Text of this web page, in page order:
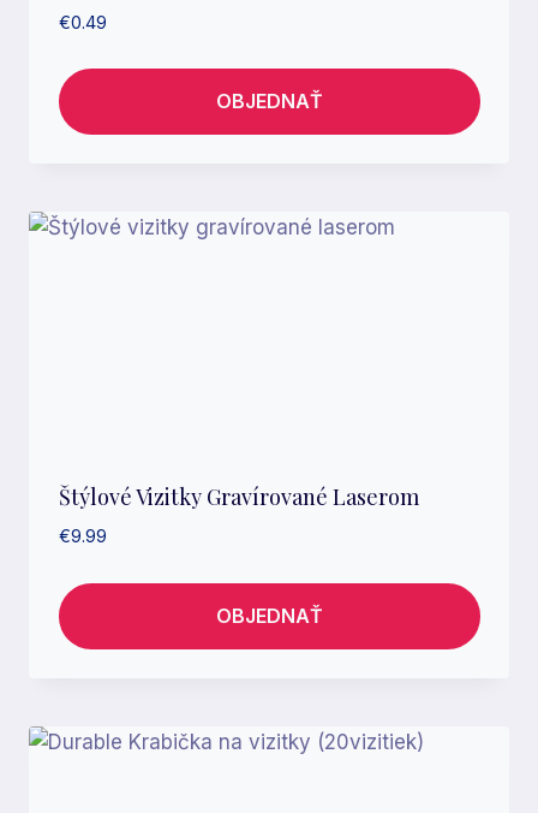
€0.49
OBJEDNAŤ
Štýlové Vizitky Gravírované Laserom
€9.99
OBJEDNAŤ